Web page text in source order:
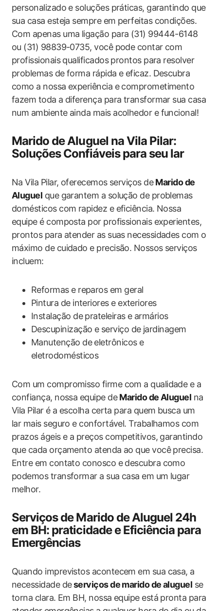
personalizado e soluções práticas, garantindo que
sua casa esteja sempre em perfeitas condições.
Com apenas uma ligação para (31) 99444-6148
ou (31) 98839-0735, você pode contar com
profissionais qualificados prontos para resolver
problemas de forma rápida e eficaz. Descubra
como a nossa experiência e comprometimento
fazem toda a diferença para transformar sua casa
num ambiente ainda mais acolhedor e funcional!
Marido de Aluguel na Vila Pilar:
Soluções Confiáveis para seu lar
Na Vila Pilar, oferecemos serviços deMarido de
Aluguel que garantem a solução de problemas
domésticos com rapidez e eficiência. Nossa
equipe é composta por profissionais experientes,
prontos para atender as suas necessidades com o
máximo de cuidado e precisão. Nossos serviços
incluem:
Reformas e reparos em geral
Pintura de interiores e exteriores
Instalação de prateleiras e armários
Descupinização e serviço de jardinagem
Manutenção de eletrônicos e
eletrodomésticos
Com um compromisso firme com a qualidade e a
confiança, nossa equipe deMarido de Aluguel na
Vila Pilar é a escolha certa para quem busca um
lar mais seguro e confortável. Trabalhamos com
prazos ágeis e a preços competitivos, garantindo
que cada orçamento atenda ao que você precisa.
Entre em contato conosco e descubra como
podemos transformar a sua casa em um lugar
melhor.
Serviços de Marido de Aluguel 24h
em BH: praticidade e Eficiência para
Emergências
Quando imprevistos acontecem em sua casa, a
necessidade deserviços de marido de aluguel se
torna clara. Em BH, nossa equipe está pronta para